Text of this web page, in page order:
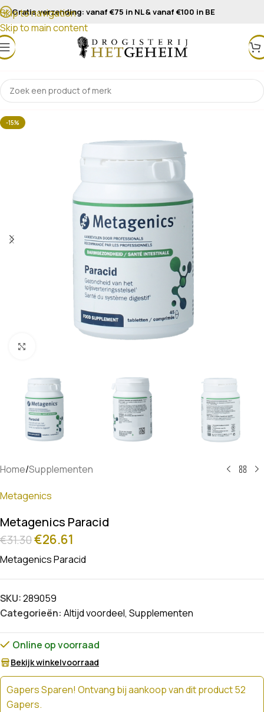
Skip to navigation
Skip to main content
Gratis verzending: vanaf €75 in NL & vanaf €100 in BE
-15%
Home/Supplementen
Metagenics
Metagenics Paracid
€31.30€26.61
Metagenics Paracid
SKU:289059
Categorieën: Altijd voordeel, Supplementen
Online op voorraad
Bekijk winkelvoorraad
Gapers Sparen! Ontvang bij aankoop van dit product 52
Gapers.